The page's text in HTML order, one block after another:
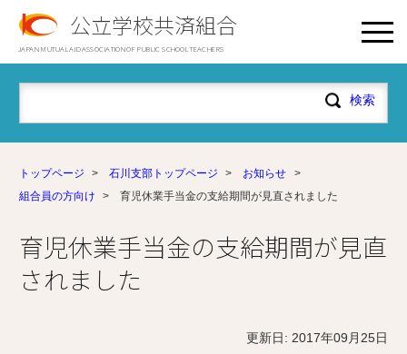
公立学校共済組合
JAPAN MUTUAL AID ASSOCIATION OF PUBLIC SCHOOL TEACHERS
トップページ > 石川支部トップページ > お知らせ
>
組合員の方向け
> 育児休業手当金の支給期間が見直されました
育児休業手当金の支給期間が見直
されました
更新日: 2017年09月25日